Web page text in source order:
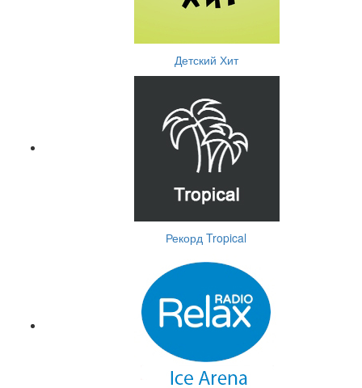
Детский Хит
Рекорд Tropical